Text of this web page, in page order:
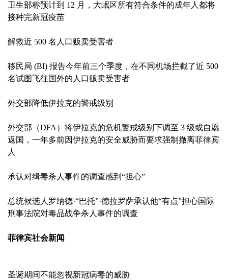
卫生部称预计到 12 月，大岷区所有符合条件的成年人都将
接种完新冠疫苗
解救近 500 名人口贩卖受害者
移民局 (BI) 报告今年前三个季度，在不同机场拦截了近 500
名试图飞往国外的人口贩卖受害者
外交部降低伊拉克的警戒级别
外交部（DFA）将伊拉克的危机警戒级别下调至 3 级或自愿
返国，一年多前因伊拉克的安全威胁而要求强制撤离菲律宾
人
承认对缉毒杀人事件的调查感到“担心”
总统候选人罗纳德·“巴托”·德拉罗萨承认他“有点”担心国际
刑事法院对毒品战争杀人事件的调查
菲律宾社会新闻
圣诞期间不能忽视新冠病毒的威胁